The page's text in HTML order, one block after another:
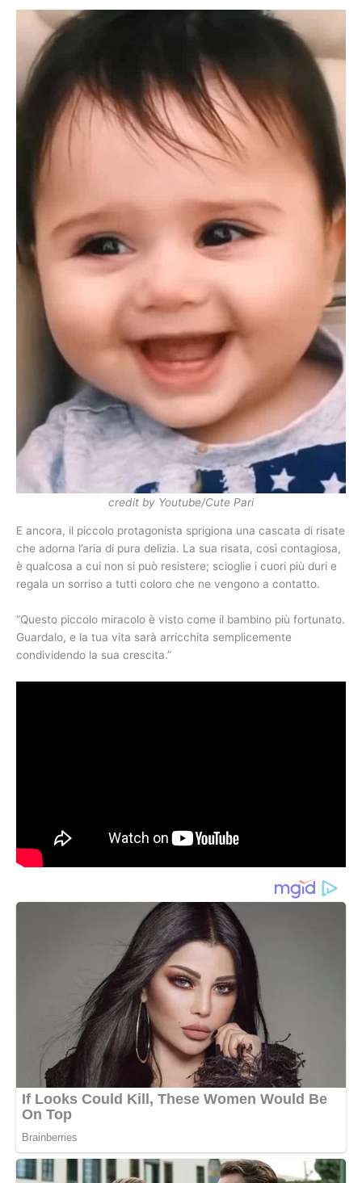
credit by Youtube/Cute Pari
E ancora, il piccolo protagonista sprigiona una cascata di risate
che adorna l’aria di pura delizia. La sua risata, così contagiosa,
è qualcosa a cui non si può resistere; scioglie i cuori più duri e
regala un sorriso a tutti coloro che ne vengono a contatto.
“Questo piccolo miracolo è visto come il bambino più fortunato.
Guardalo, e la tua vita sarà arricchita semplicemente
condividendo la sua crescita.”